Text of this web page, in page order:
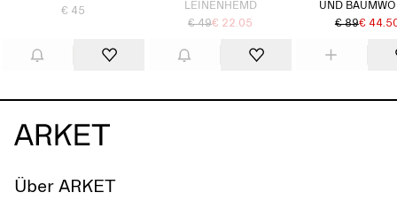
€ 45
LEINENHEMD
€ 49€ 22.05
UND
€ 89€
Über ARKET